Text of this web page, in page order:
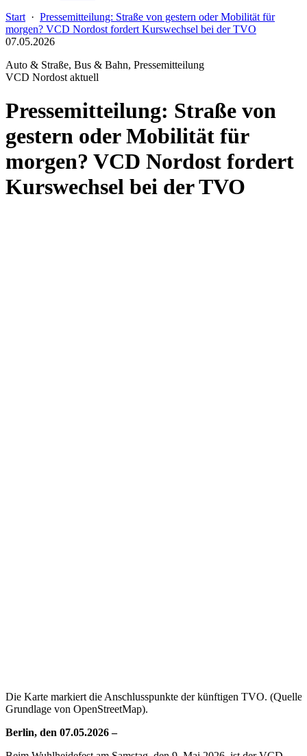
Start · Pressemitteilung: Straße von gestern oder Mobilität für
morgen? VCD Nordost fordert Kurswechsel bei der TVO
07.05.2026
Auto & Straße, Bus & Bahn, Pressemitteilung
VCD Nordost aktuell
Pressemitteilung: Straße von
gestern oder Mobilität für
morgen? VCD Nordost fordert
Kurswechsel bei der TVO
Die Karte markiert die Anschlusspunkte der künftigen TVO.
Grundlage von OpenStreetMap).
Berlin, den 07.05.2026 –